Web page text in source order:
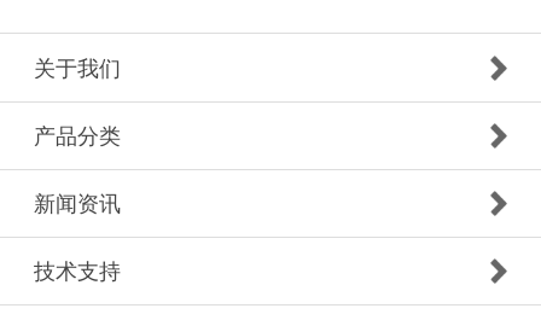
关于我们
产品分类
新闻资讯
技术支持